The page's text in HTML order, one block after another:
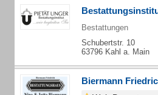
Bestattungen
Schubertstr. 10
63796 Kahl a. Main
Biermann